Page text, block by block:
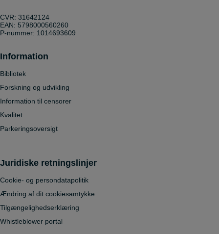
CVR: 31642124
EAN: 5798000560260
P-nummer: 1014693609
Information
Bibliotek
Forskning og udvikling
Information til censorer
Kvalitet
Parkeringsoversigt
Juridiske retningslinjer
Cookie- og persondatapolitik
Ændring af dit cookiesamtykke
Tilgængelighedserklæring
Whistleblower portal